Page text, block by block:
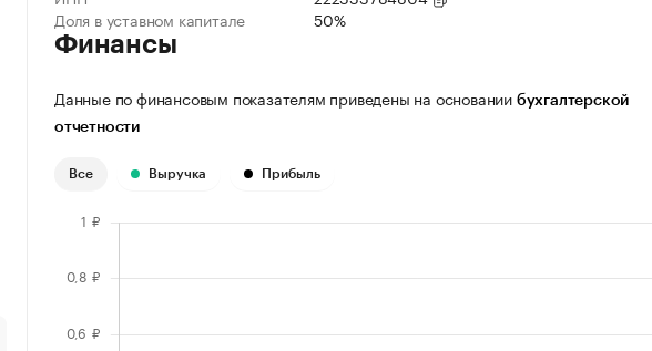
Доля в уставном капитале
50%
Финансы
Данные по финансовым показателям приведены на основании бухгалтерской
отчетности
Все Выручка Прибыль